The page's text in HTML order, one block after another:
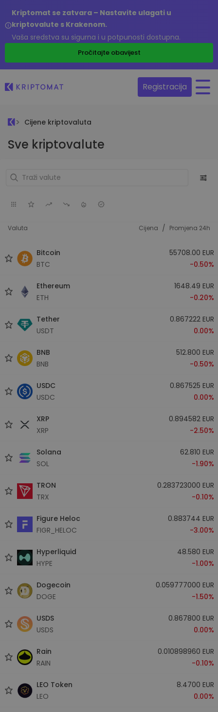
Kriptomat se zatvara – Nastavite ulagati u
kriptovalute s Krakenom.
Vaša sredstva su sigurna i u potpunosti dostupna.
Pročitajte obavijest
Registracija
Cijene kriptovaluta
Sve kriptovalute
Valuta Cijena / Promjena 24h
Bitcoin
BTC
55708.00 EUR
-0.50%
Ethereum
ETH
1648.49 EUR
-0.20%
Tether
USDT
0.867222 EUR
0.00%
BNB
BNB
512.800 EUR
-0.50%
USDC
USDC
0.867525 EUR
0.00%
XRP
XRP
0.894582 EUR
-2.50%
Solana
SOL
62.810 EUR
-1.90%
TRON
TRX
0.283723000 EUR
-0.10%
Figure Heloc
FIGR_HELOC
0.883744 EUR
-3.00%
Hyperliquid
HYPE
48.580 EUR
-1.00%
Dogecoin
DOGE
0.059777000 EUR
-1.50%
USDS
USDS
0.867800 EUR
0.00%
Rain
RAIN
0.010898960 EUR
-0.10%
LEO Token
LEO
8.4700 EUR
0.00%